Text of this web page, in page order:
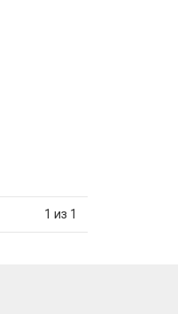
1 из 1